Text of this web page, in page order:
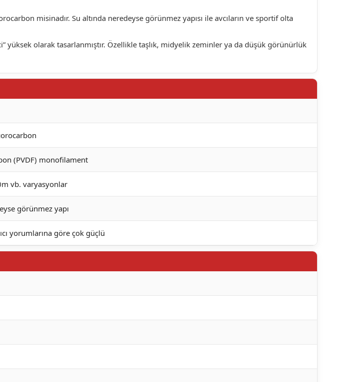
misinadır. Su altında neredeyse görünmez yapısı ile avcıların ve sportif olta
yüksek olarak tasarlanmıştır. Özellikle taşlık, midyelik zeminler ya da düşük görünürlük
(PVDF) monofilament
vb. varyasyonlar
görünmez yapı
yorumlarına göre çok güçlü